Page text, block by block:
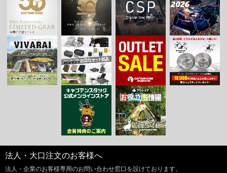
法人・大口注文のお客様へ
法人・企業のお客様専用のお問い合わせ窓口を設けております。